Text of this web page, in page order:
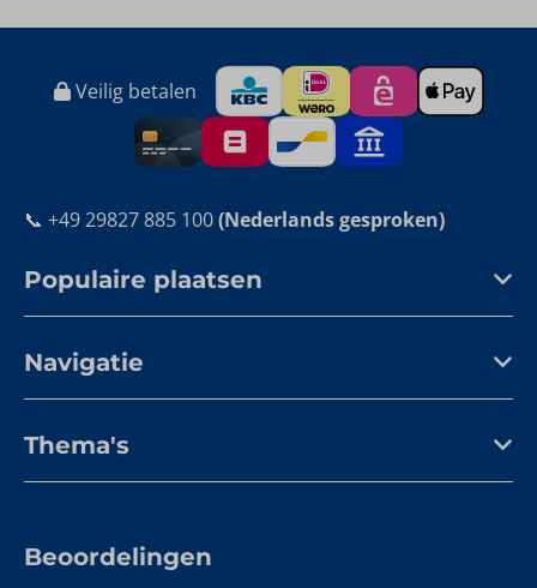
Veilig betalen
📞 +49 29827 885 100(Nederlands gesproken)
Populaire plaatsen
Navigatie
Thema's
Beoordelingen